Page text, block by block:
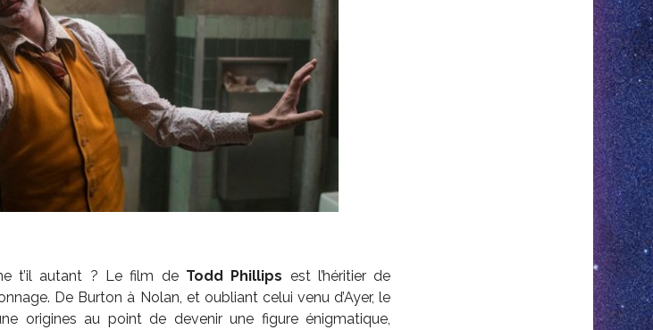
t’il autant ? Le film de Todd Phillips est l’héritier de
De Burton à Nolan, et oubliant celui venu d’Ayer, le
origines au point de devenir une figure énigmatique,